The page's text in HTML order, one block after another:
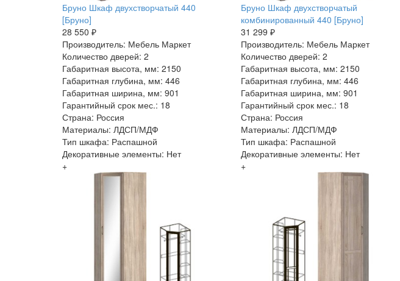
Бруно Шкаф двухстворчатый 440
[Бруно]
28 550 ₽
Производитель: Мебель Маркет
Количество дверей: 2
Габаритная высота, мм: 2150
Габаритная глубина, мм: 446
Габаритная ширина, мм: 901
Гарантийный срок мес.: 18
Страна: Россия
Материалы: ЛДСП/МДФ
Тип шкафа: Распашной
Декоративные элементы: Нет
+
Бруно Шкаф двухстворчатый
комбинированный 440 [Бруно]
31 299 ₽
Производитель: Мебель Маркет
Количество дверей: 2
Габаритная высота, мм: 2150
Габаритная глубина, мм: 446
Габаритная ширина, мм: 901
Гарантийный срок мес.: 18
Страна: Россия
Материалы: ЛДСП/МДФ
Тип шкафа: Распашной
Декоративные элементы: Нет
+